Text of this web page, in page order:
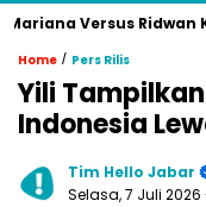
Versus Ridwan
Home / Pers Rilis
Yili
Indonesia
Tim Hello Jabar
Selasa, 7 Juli 2026